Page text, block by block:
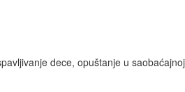
dece, opuštanje u